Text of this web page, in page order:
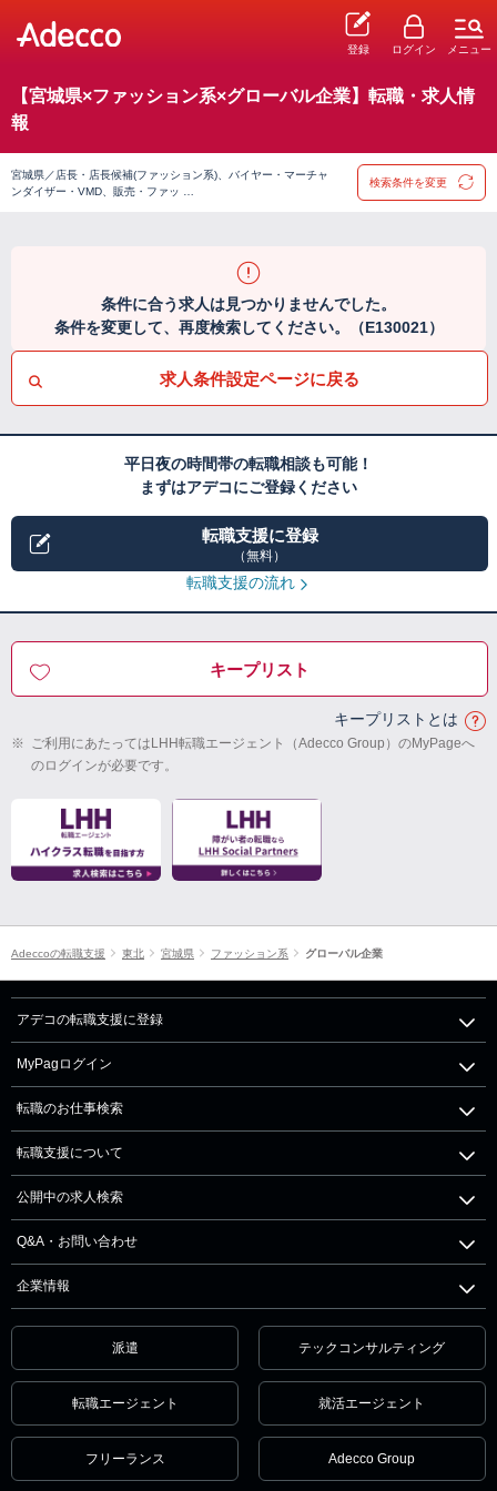
登録 ログイン メニュー
【宮城県×ファッション系×グローバル企業】転職・求人情
報
宮城県／店長・店長候補(ファッション系)、バイヤー・マーチャ
ンダイザー・VMD、販売・ファッ …
検索条件を変更
条件に合う求人は見つかりませんでした。
条件を変更して、再度検索してください。（E130021）
求人条件設定ページに戻る
平日夜の時間帯の転職相談も可能！
まずはアデコにご登録ください
転職支援に登録
（無料）
転職支援の流れ
キープリスト
キープリストとは
※ ご利用にあたってはLHH転職エージェント（Adecco Group）のMyPageへ
のログインが必要です。
Adeccoの転職支援 東北 宮城県 ファッション系 グローバル企業
アデコの転職支援に登録
MyPagログイン
転職のお仕事検索
転職支援について
公開中の求人検索
Q&A・お問い合わせ
企業情報
派遣 テックコンサルティング
転職エージェント 就活エージェント
フリーランス Adecco Group